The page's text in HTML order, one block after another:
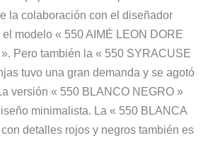
la colaboración con el diseñador
modelo « 550 AIMÉ LEON DORE
Pero también la « 550 SYRACUSE
tuvo una gran demanda y se agotó
versión « 550 BLANCO NEGRO »
minimalista. La « 550 BLANCA
detalles rojos y negros también es